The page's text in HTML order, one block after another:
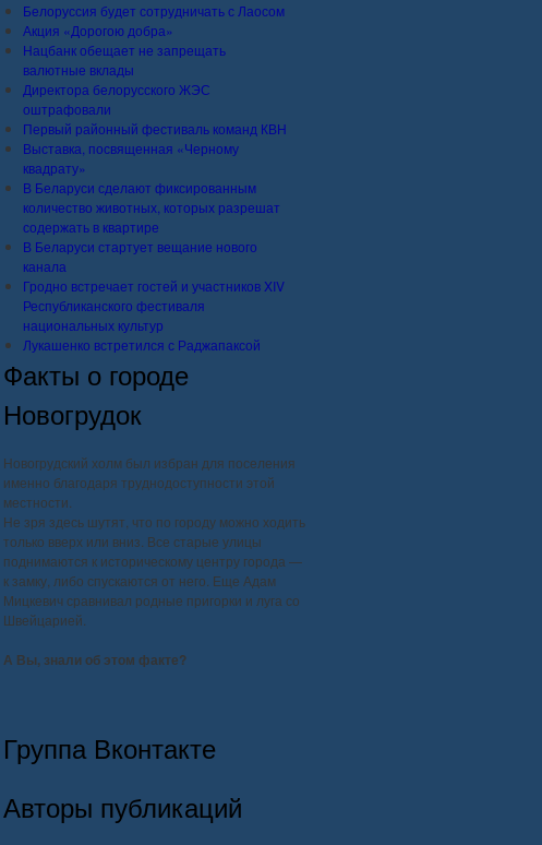
Белоруссия будет сотрудничать с Лаосом
Акция «Дорогою добра»
Нацбанк обещает не запрещать
валютные вклады
Директора белорусского ЖЭС
оштрафовали
Первый районный фестиваль команд КВН
Выставка, посвященная «Черному
квадрату»
В Беларуси сделают фиксированным
количество животных, которых разрешат
содержать в квартире
В Беларуси стартует вещание нового
канала
Гродно встречает гостей и участников XIV
Республиканского фестиваля
национальных культур
Лукашенко встретился с Раджапаксой
Факты о городе
Новогрудок
Новогрудский холм был избран для поселения
именно благодаря труднодоступности этой
местности.
Не зря здесь шутят, что по городу можно ходить
только вверх или вниз. Все старые улицы
поднимаются к историческому центру города —
к замку, либо спускаются от него. Еще Адам
Мицкевич сравнивал родные пригорки и луга со
Швейцарией.
А Вы, знали об этом факте?
Группа Вконтакте
Авторы публикаций